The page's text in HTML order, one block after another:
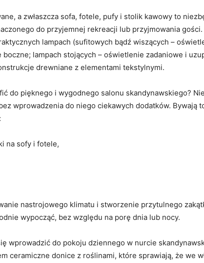
a zwłaszcza sofa, fotele, pufy i stolik kawowy to
do przyjemnej rekreacji lub przyjmowania
lampach (sufitowych bądź wiszących –
lampach stojących – oświetlenie zadaniowe i
drewniane z elementami tekstylnymi.
do pięknego i wygodnego salonu skandynawskiego?
wprowadzenia do niego ciekawych dodatków. Bywają
na sofy i fotele,
nastrojowego klimatu i stworzenie przytulnego
wypocząć, bez względu na porę dnia lub nocy.
wprowadzić do pokoju dziennego w nurcie
ceramiczne donice z roślinami, które sprawiają, że we